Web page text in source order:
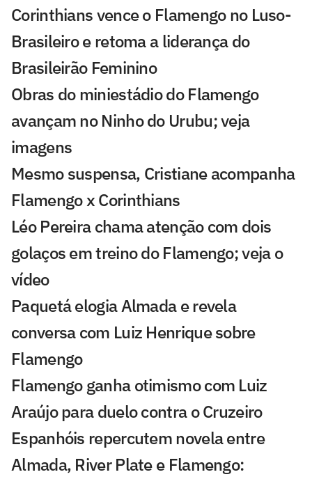
Corinthians vence o Flamengo no Luso-
Brasileiro e retoma a liderança do
Brasileirão Feminino
Obras do miniestádio do Flamengo
avançam no Ninho do Urubu; veja
imagens
Mesmo suspensa, Cristiane acompanha
Flamengo x Corinthians
Léo Pereira chama atenção com dois
golaços em treino do Flamengo; veja o
vídeo
Paquetá elogia Almada e revela
conversa com Luiz Henrique sobre
Flamengo
Flamengo ganha otimismo com Luiz
Araújo para duelo contra o Cruzeiro
Espanhóis repercutem novela entre
Almada, River Plate e Flamengo: